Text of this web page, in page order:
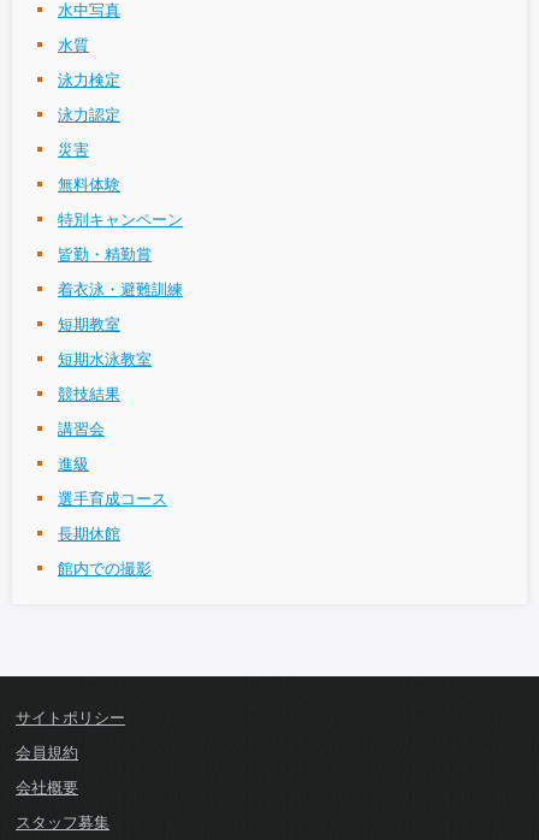
水中写真
水質
泳力検定
泳力認定
災害
無料体験
特別キャンペーン
皆勤・精勤賞
着衣泳・避難訓練
短期教室
短期水泳教室
競技結果
講習会
進級
選手育成コース
長期休館
館内での撮影
サイトポリシー
会員規約
会社概要
スタッフ募集